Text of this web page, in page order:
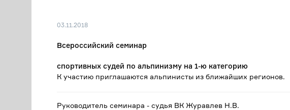
03.11.2018
Всероссийский семинар
спортивных судей по альпинизму на 1-ю категорию
К участию приглашаются альпинисты из ближайших регионов.
Руководитель семинара - судья ВК Журавлев Н.В.